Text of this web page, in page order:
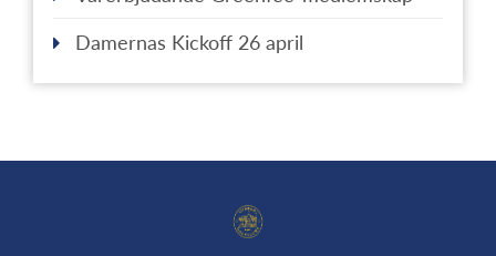
Damernas Kickoff 26 april